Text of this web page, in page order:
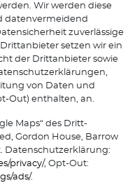
Wir werden diese
datenvermeidend
zuverlässige
setzen wir ein
der Drittanbieter sowie
von Daten und
Out) enthalten, an.
Maps“ des Dritt-
Gordon House, Barrow
Datenschutzerklärung:
privacy/, Opt-Out:
ads/.